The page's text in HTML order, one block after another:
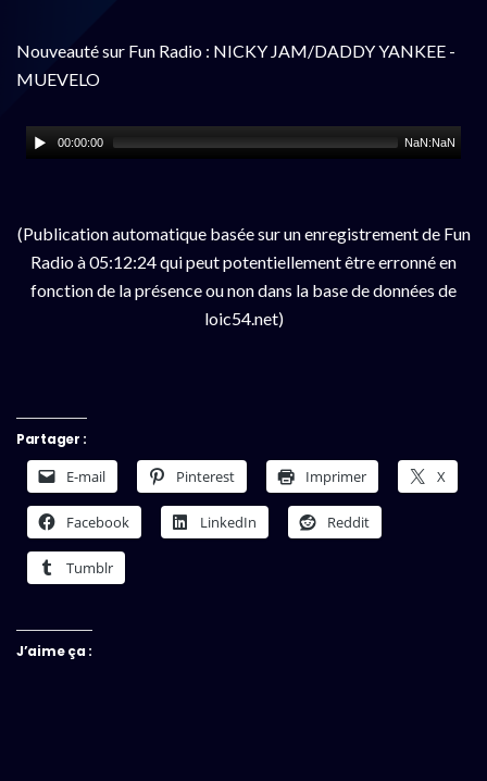
Nouveauté sur Fun Radio : NICKY JAM/DADDY YANKEE -
MUEVELO
00:00:00 NaN:NaN
(Publication automatique basée sur un enregistrement de Fun
Radio à 05:12:24 qui peut potentiellement être erronné en
fonction de la présence ou non dans la base de données de
loic54.net)
Partager :
E-mail Pinterest Imprimer X
Facebook LinkedIn Reddit
Tumblr
J’aime ça :